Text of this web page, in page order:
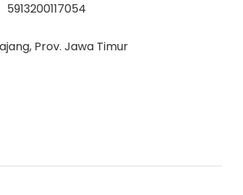
5913200117054
Prov. Jawa Timur